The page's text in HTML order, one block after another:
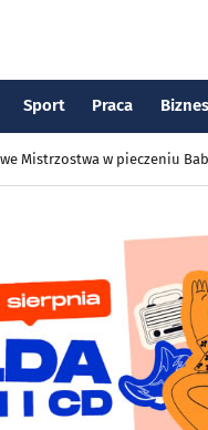
Sport Praca Biznes
Mistrzostwa w pieczeniu